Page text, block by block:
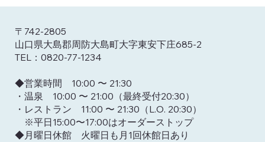
7月・8月土曜＼お座敷フラ開催／
〒742-2805
山口県大島郡周防大島町大字東安下庄685-2
TEL：0820-77-1234
​◆営業時間 10:00 〜 21:30
・温泉 10:00 〜 21:00（最終受付20:30）
・レストラン 11:00 〜 21:30（L.O. 20:30）
※平日15:00〜17:00はオーダーストップ​
​◆月曜日休館 火曜日も月1回休館日あり